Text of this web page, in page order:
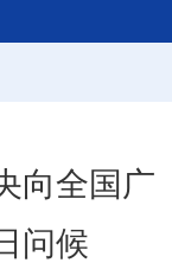
向全国广
问候